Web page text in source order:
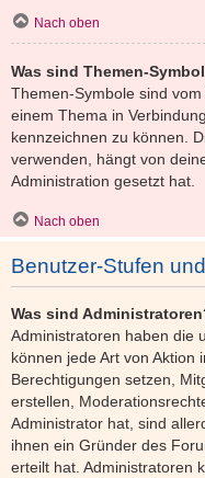
Nach oben
Was sind Themen-
Themen-Symbole sind
einem Thema in
kennzeichnen zu können.
verwenden, hängt von
Administration gesetzt hat.
Nach oben
Benutzer-Stufen
Was sind
Administratoren haben die
können jede Art von Aktion
Berechtigungen setzen,
erstellen,
Administrator hat, sind
ihnen ein Gründer des
erteilt hat. Administratoren